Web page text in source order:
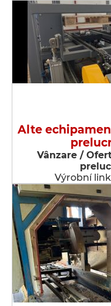
Alte
Vânzare /
Výrobní